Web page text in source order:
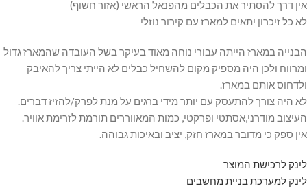
אין דרך להסתיר את הכבלים מהפנאל הראשי (אזור חשוף)
לא כל זיכרון יתאים למארז עם קירור נוזלי
הבנייה במארז הייתה עבורי נוחה מאוד בעיקר בשל העובדה שהמארז גדול
ומרווח ולכן היה מספיק מקום להשחיל כבלים לא הייתי צריך להאיבק
ולדחוס אותם במארז.
לא היה צורך להתעסק עם יותר מידי ברגים על מנת לפרק/להזיז דברים.
העיצוב מודרני,אסתטי ופרקטי, כמות המאווררים תורמת לזרימת אוויר.
אין ספק כי מדובר במארז חזק, יציב ובאיכות גבוהה.
לינק לרכישת המוצר
לינק למערכת בניית מחשבים